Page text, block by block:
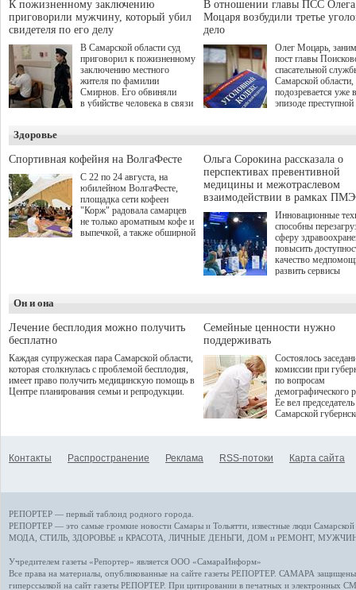
участников СВО", которая
прошла в Отрадном 7
августа.
мирной жизни.
К пожизненному заключению
приговорили мужчину, который убил
свидетеля по его делу
В Самарской области суд
приговорил к пожизненному
заключению местного
жителя по фамилии
Смирнов. Его обвиняли
в убийстве человека в связи
В отношении главы ПСС Олега
Моцаря возбудили третье
дело
Олег Моцарь,
пост главы
спасательной
Самарской области,
подозревается уже
эпизоде преступной
а сам он
Здоровье
Спортивная кофейня на ВолгаФесте
С 22 по 24 августа, на
юбилейном ВолгаФесте,
площадка сети кофеен
"Корж" радовала самарцев
не только ароматным кофе и
выпечкой, а также обширной
Ольга Сорокина рассказала о
перспективах превентивной
медицины и межотраслевом
взаимодействии в рамках
Инновационные
способны
сферу
повысить
качество
развить сервисы
определенными
К ним можно
возникающие при
данными
более динамичного
проникновения
сегмент
отраслевое
рассказала Ольга
ходе сессии
качества жизни" в
ПМЭФ 2025. В
РФ Михаил
представители
Он и она
Лечение бесплодия можно получить
бесплатно
Каждая супружеская пара Самарской области,
которая столкнулась с проблемой бесплодия,
имеет право получить медицинскую помощь в
Центре планирования семьи и репродукции.
Семейные ценности нужно
поддерживать
Состоялось
комиссии при
по вопросам
демографического
Ее вел председатель
Самарской
Контакты Распространение Реклама RSS-потоки Карта сайта
РЕПОРТЕР — первый таблоид родного города.
РЕПОРТЕР — это самые громкие новости Самары и Тольятти, известные люди
МОДА, СТИЛЬ ЗДОРОВЬЕ и КРАСОТА ЛИЧНЫЕ ДЕНЬГИ ДОМ и РЕМОНТ,
Учредителем газеты «Репортер» является ООО «СамараИнформ»
Все права на материалы, опубликованные на сайте газеты РЕПОРТЕР. САМАРА защищены.
гиперссылкой на сайт газеты РЕПОРТЕР. При цитировании в печатных и электронных